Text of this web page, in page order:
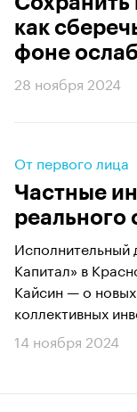
как
фоне
28 ноября 2024
От первого лица
Частные
реального
Исполнительный
Капитал» в
Кайсин — о
коллективных
14 ноября 2024